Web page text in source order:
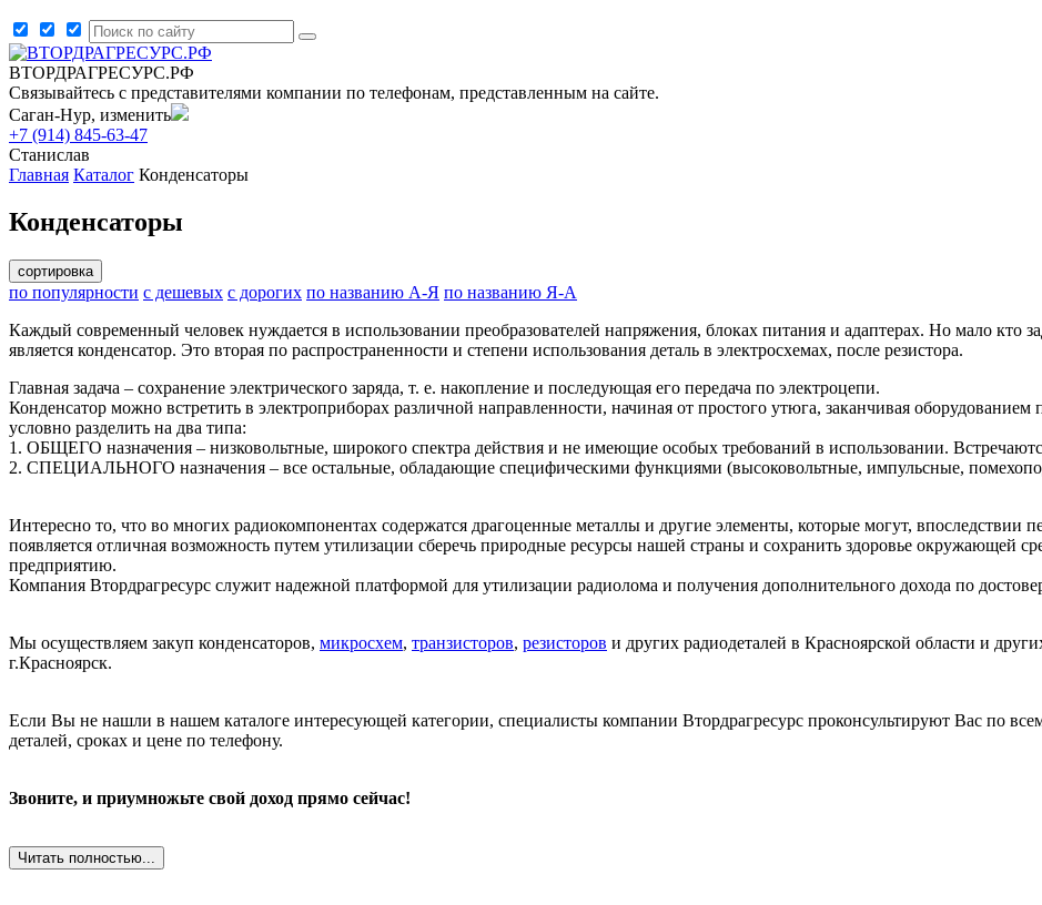
ВТОРДРАГРЕСУРС.РФ
Связывайтесь с представителями компании по телефонам, представленным на сайте.
Саган-Нур, изменить
+7 (914) 845-63-47
Станислав
Главная Каталог Конденсаторы
Конденсаторы
сортировка
по популярности с дешевых с дорогих по названию А-Я по названию Я-А
Каждый современный человек нуждается в использовании преобразователей напряжения, блоках питания и адаптерах. Но мало кто
является конденсатор. Это вторая по распространенности и степени использования деталь в электросхемах, после резистора.
Главная задача – сохранение электрического заряда, т. е. накопление и последующая его передача по электроцепи.
Конденсатор можно встретить в электроприборах различной направленности, начиная от простого утюга, заканчивая
условно разделить на два типа:
1. ОБЩЕГО назначения – низковольтные, широкого спектра действия и не имеющие особых требований в использовании.
2. СПЕЦИАЛЬНОГО назначения – все остальные, обладающие специфическими функциями (высоковольтные, импульсные,
Интересно то, что во многих радиокомпонентах содержатся драгоценные металлы и другие элементы, которые могут, впоследствии
появляется отличная возможность путем утилизации сберечь природные ресурсы нашей страны и сохранить здоровье окружающей
предприятию.
Компания Втордрагресурс служит надежной платформой для утилизации радиолома и получения дополнительного дохода по
Мы осуществляем закуп конденсаторов, микросхем, транзисторов, резисторов и других радиодеталей в Красноярской области и
г.Красноярск.
Если Вы не нашли в нашем каталоге интересующей категории, специалисты компании Втордрагресурс проконсультируют Вас по
деталей, сроках и цене по телефону.
Звоните, и приумножьте свой доход прямо сейчас!
Читать полностью...